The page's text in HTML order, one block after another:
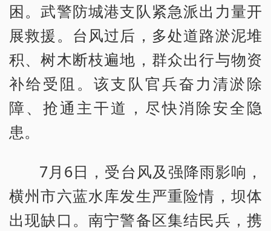
困。武警防城港支队紧急派出力量开
展救援。台风过后，多处道路淤泥堆
积、树木断枝遍地，群众出行与物资
补给受阻。该支队官兵奋力清淤除
障、抢通主干道，尽快消除安全隐
患。
7月6日，受台风及强降雨影响，
横州市六蓝水库发生严重险情，坝体
出现缺口。南宁警备区集结民兵，携